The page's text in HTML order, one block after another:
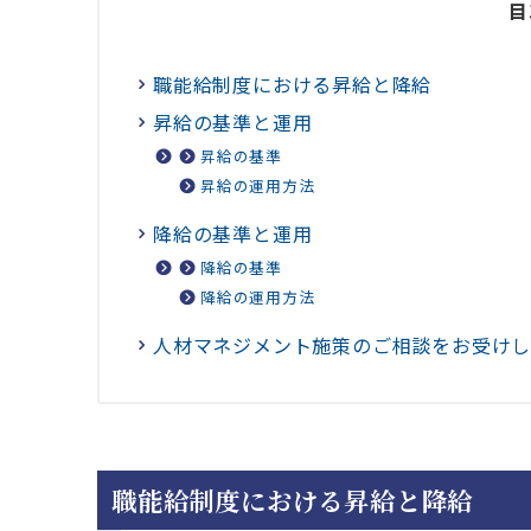
職能給制度における昇給と降給
昇給の基準と運用
昇給の基準
昇給の運用方法
降給の基準と運用
降給の基準
降給の運用方法
人材マネジメント施策のご相談をお受け
職能給制度における昇給と降給